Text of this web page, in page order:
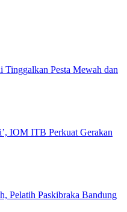
Tinggalkan Pesta Mewah dan
IOM ITB Perkuat Gerakan
Pelatih Paskibraka Bandung